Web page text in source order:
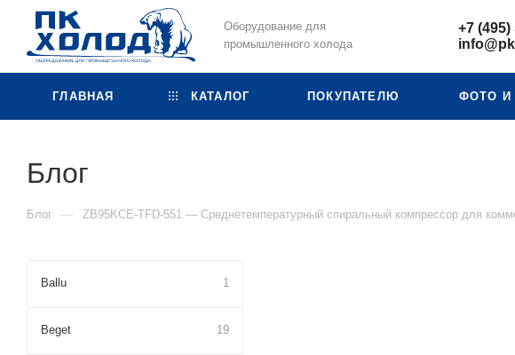
Оборудование для
промышленного холода
+7 (495)
ГЛАВНАЯ КАТАЛОГ ПОКУПАТЕЛЮ ФОТО И
Блог
Блог — ZB95KCE-TFD-551 — Среднетемпературный спиральный компрессор для
Ballu 1
Beget 19